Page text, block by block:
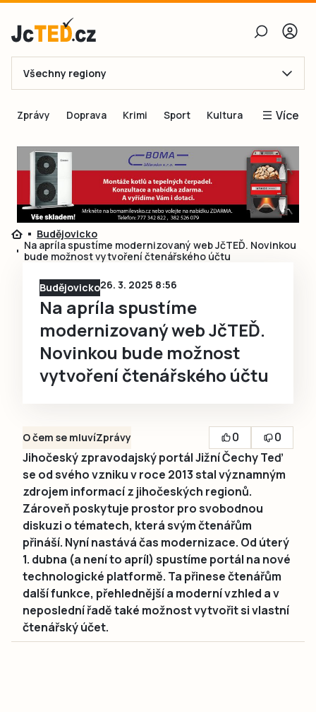
E-mail
Obnovit heslo
Přihlásit se
Přihlásit se přes Facebook
Ještě nemám účet, chci se
Všechny regiony
Zprávy Doprava Krimi Sport Kultura Více
Blogy
Inspirace
Čtenáři píší
Speciální přílohy
Inzerce
Budějovicko
Na apríla spustíme modernizovaný web JčTEĎ. Novinkou
bude možnost vytvoření čtenářského účtu
Budějovicko26. 3. 2025 8:56
Na apríla spustíme
modernizovaný web JčTEĎ.
Novinkou bude možnost
vytvoření čtenářského účtu
O čem se mluvíZprávy 0
0
Jihočeský zpravodajský portál Jižní Čechy Teď
se od svého vzniku v roce 2013 stal významným
zdrojem informací z jihočeských regionů.
Zároveň poskytuje prostor pro svobodnou
diskuzi o tématech, která svým čtenářům
přináší. Nyní nastává čas modernizace. Od úterý
1. dubna (a není to apríl) spustíme portál na nové
technologické platformě. Ta přinese čtenářům
další funkce, přehlednější a moderní vzhled a v
neposlední řadě také možnost vytvořit si vlastní
čtenářský účet.